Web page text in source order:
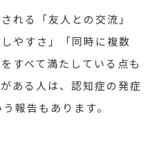
れる「友人との交流」
やすさ」「同時に複数
すべて満たしている点も
ある人は、認知症の発症
報告もあります。